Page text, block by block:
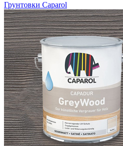
Грунтовки Caparol